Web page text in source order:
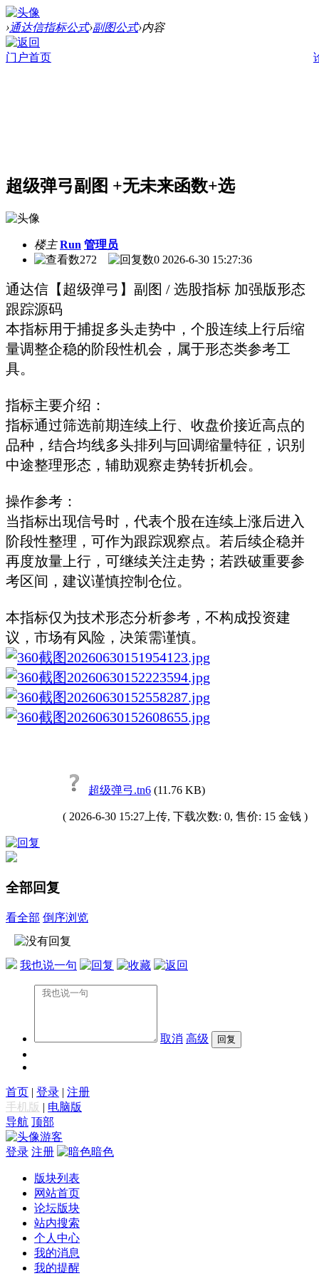
›通达信指标公式›副图公式›内容
门户首页
超级弹弓副图 +无未来函数+选
楼主 Run 管理员
272
0 2026-6-30 15:27:36
通达信【超级弹弓】副图 / 选股指标 加强版形态
跟踪源码
本指标用于捕捉多头走势中，个股连续上行后缩
量调整企稳的阶段性机会，属于形态类参考工
具。
指标主要介绍：
指标通过筛选前期连续上行、收盘价接近高点的
品种，结合均线多头排列与回调缩量特征，识别
中途整理形态，辅助观察走势转折机会。
操作参考：
当指标出现信号时，代表个股在连续上涨后进入
阶段性整理，可作为跟踪观察点。若后续企稳并
再度放量上行，可继续关注走势；若跌破重要参
考区间，建议谨慎控制仓位。
本指标仅为技术形态分析参考，不构成投资建
议，市场有风险，决策需谨慎。
超级弹弓.tn6 (11.76 KB)
( 2026-6-30 15:27上传, 下载次数: 0, 售价: 15 金钱 )
全部回复
看全部 倒序浏览
我也说一句
取消 高级
首页 | 登录 | 注册
手机版 | 电脑版
导航 顶部
游客
登录 注册 暗色
版块列表
网站首页
论坛版块
站内搜索
个人中心
我的消息
我的提醒